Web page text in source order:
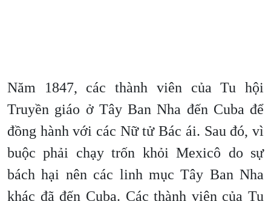
Năm 1847, các thành viên của Tu hội
Truyền giáo ở Tây Ban Nha đến Cuba để
đồng hành với các Nữ tử Bác ái. Sau đó, vì
buộc phải chạy trốn khỏi Mexicô do sự
bách hại nên các linh mục Tây Ban Nha
khác đã đến Cuba. Các thành viên của Tu